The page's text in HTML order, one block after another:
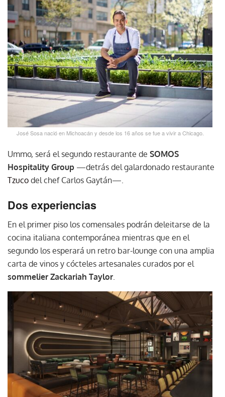
José Sosa nació en Michoacán y desde los 16 años se fue a vivir a Chicago.
Ummo, será el segundo restaurante de SOMOS
Hospitality Group —detrás del galardonado restaurante
Tzuco del chef Carlos Gaytán—.
Dos experiencias
En el primer piso los comensales podrán deleitarse de la
cocina italiana contemporánea mientras que en el
segundo los esperará un retro bar-lounge con una amplia
carta de vinos y cócteles artesanales curados por el
sommelier Zackariah Taylor.